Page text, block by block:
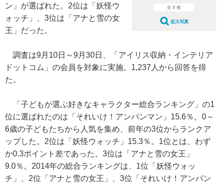
全 8 枚
拡大写真
ン」が選ばれた。2位は「妖怪ウ
ォッチ」、3位は「アナと雪の女
王」だった。
調査は9月10日～9月30日、「アイリス収納・インテリア
ドットコム」の会員を対象に実施。1,237人から回答を得
た。
「子どもが選ぶ好きなキャラクター総合ランキング」の1
位に選ばれたのは「それいけ！アンパンマン」15.6％。0～
6歳の子どもたちから人気を集め、前年の3位からランクア
ップした。2位は「妖怪ウォッチ」15.3％。1位とは、わず
か0.3ポイント差であった。3位は「アナと雪の女王」
9.0％。2014年の総合ランキングは、1位「妖怪ウォッ
チ」、2位「アナと雪の女王」、3位「それいけ！アンパン